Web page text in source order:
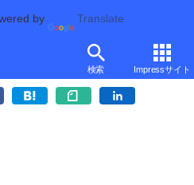
by Translate
検索 Impressサイト
情報（秋葉原 '12/6 第1週)
円、Intel製120GBは1万円割れ